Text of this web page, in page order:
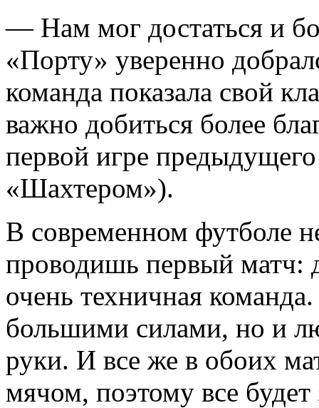
— Нам мог достаться и
«Порту» уверенно
команда показала свой
важно добиться более
первой игре
«Шахтером»).
В современном футболе
проводишь первый матч:
очень техничная
большими силами, но и
руки. И все же в обоих
мячом, поэтому все